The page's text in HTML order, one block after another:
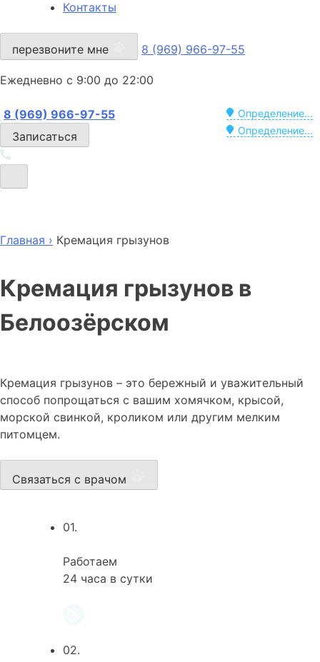
Контакты
перезвоните мне 8 (969) 966-97-55
Ежедневно с 9:00 до 22:00
Определение...
8 (969) 966-97-55
Определение...
Записаться
Главная › Кремация грызунов
Кремация грызунов в
Белоозёрском
Кремация грызунов – это бережный и уважительный
способ попрощаться с вашим хомячком, крысой,
морской свинкой, кроликом или другим мелким
питомцем.
Связаться с врачом
01.
Работаем
24 часа в сутки
02.